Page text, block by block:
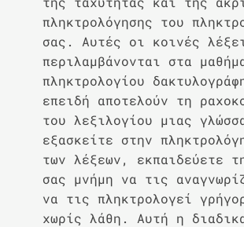
πληκτρολόγησης του
σας. Αυτές οι κοινές
περιλαμβάνονται στα
πληκτρολογίου
επειδή αποτελούν τη
του λεξιλογίου μιας
εξασκείτε στην
των λέξεων, εκπαιδεύετε
σας μνήμη να τις
να τις πληκτρολογεί
χωρίς λάθη. Αυτή η